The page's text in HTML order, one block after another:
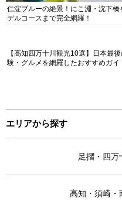
仁淀ブルーの絶景！にこ淵・沈下
デルコースまで完全網羅！
【高知四万十川観光10選】日本最
験・グルメを網羅したおすすめガイ
エリアから探す
足摺・四万
高知・須崎・